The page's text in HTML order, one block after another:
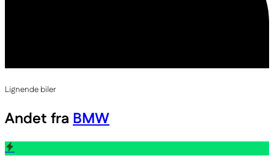
Lignende biler
Andet fra BMW